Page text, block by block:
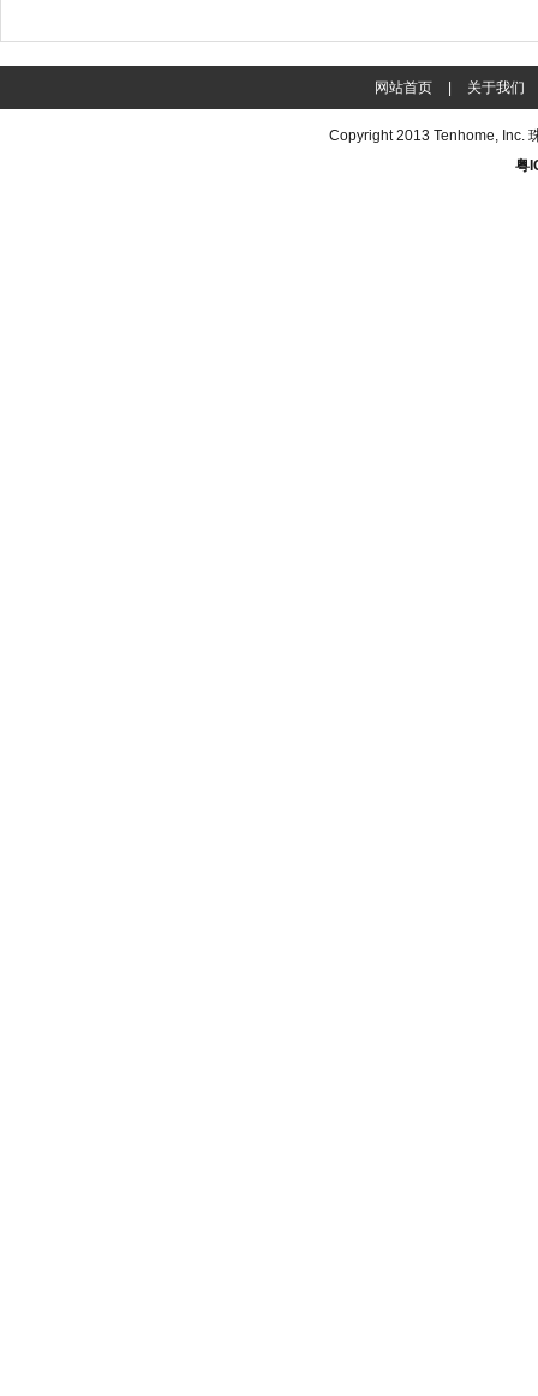
网站首页 关于我们
Copyright 2013 Tenhome, Inc.
粤